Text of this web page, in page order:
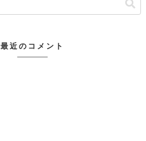
最近のコメント